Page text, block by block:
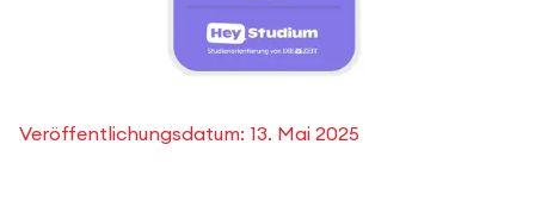
Veröffentlichungsdatum: 13. Mai 2025